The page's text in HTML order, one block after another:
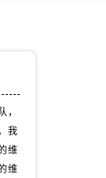
，
我
维
维